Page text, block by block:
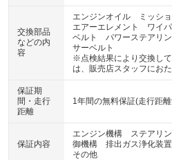
交換部品
などの内
容
エンジンオイル ミッシ
エアーエレメント ワイ
ベルト パワーステアリ
サーベルト
※点検結果により交換し
は、販売店スタッフにおた
保証期
間・走行
距離
1年間の無料保証(走行距
保証内容
エンジン機構 ステアリ
御機構 排出ガス浄化装
その他